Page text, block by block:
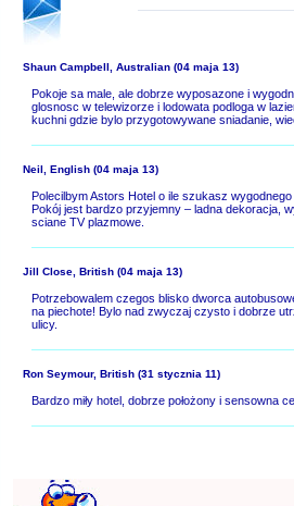
Shaun Campbell, Australian (04 maja 13)
Pokoje sa male, ale dobrze wyposazone i
glosnosc w telewizorze i lodowata podloga w
kuchni gdzie bylo przygotowywane sniadanie,
Neil, English (04 maja 13)
Polecilbym Astors Hotel o ile szukasz
Pokój jest bardzo przyjemny – ladna dekoracja,
sciane TV plazmowe.
Jill Close, British (04 maja 13)
Potrzebowalem czegos blisko dworca
na piechote! Bylo nad zwyczaj czysto i dobrze
ulicy.
Ron Seymour, British (31 stycznia 11)
Bardzo miły hotel, dobrze położony i sensowna